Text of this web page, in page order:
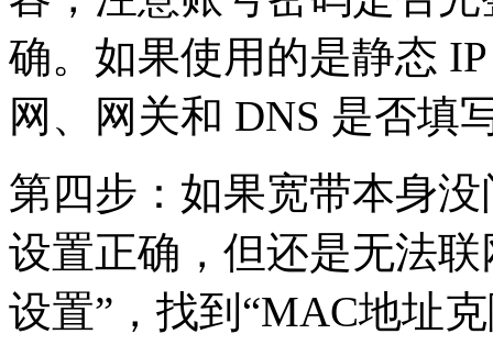
确。如果使用的是静态
网、网关和 DNS 是否填
第四步：如果宽带本身
设置正确，但还是无法
设置”，找到“MAC地址